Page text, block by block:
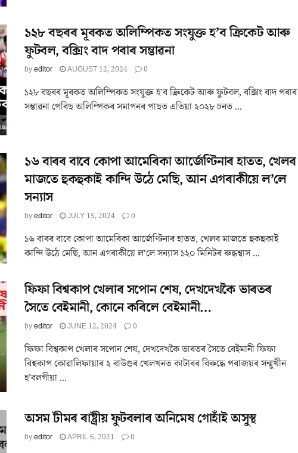
১২৮ বছৰৰ মূৰকত অলিম্পিকত সংযুক্ত হ’ব ক্ৰিকেট আৰু
ফুটবল, বক্সিং বাদ পৰাৰ সম্ভাৱনা
byeditor AUGUST 12, 2024 0
১২৮ বছৰৰ মূৰকত অলিম্পিকত সংযুক্ত হ'ব ক্ৰিকেট আৰু ফুটবল, বক্সিং বাদ পৰাৰ
সম্ভাৱনা পেৰিছ অলিম্পিকৰ সমাপনৰ পাছত এতিয়া ২০২৮ চনত ...
১৬ বাৰৰ বাবে কোপা আমেৰিকা আৰ্জেণ্টিনাৰ হাতত, খেলৰ
মাজতে হুকহুকাই কান্দি উঠে মেছি, আন এগৰাকীয়ে ল’লে
সন্যাস
byeditor JULY 15, 2024 0
১৬ বাৰৰ বাবে কোপা আমেৰিকা আৰ্জেণ্টিনাৰ হাতত, খেলৰ মাজতে হুকহুকাই
কান্দি উঠে মেছি, আন এগৰাকীয়ে ল'লে সন্যাস ১২০ মিনিটৰ ৰুদ্ধশ্বাস ...
ফিফা বিশ্বকাপ খেলাৰ সপোন শেষ, দেখদেখকৈ ভাৰতৰ
সৈতে বেইমানী, কোনে কৰিলে বেইমানী…
byeditor JUNE 12, 2024 0
ফিফা বিশ্বকাপ খেলাৰ সপোন শেষ, দেখদেখকৈ ভাৰতৰ সৈতে বেইমানী ফিফা
বিশ্বকাপ কোৱালিফায়াৰ ২ ৰাউণ্ডৰ খেলখনত কাটাৰৰ বিৰুদ্ধে পৰাজয়ৰ সন্মুখীন
হ’বলগীয়া ...
অসম টীমৰ ৰাষ্ট্ৰীয় ফুটবলাৰ অনিমেষ গোহাঁই অসুস্থ
byeditor APRIL 6, 2021 0